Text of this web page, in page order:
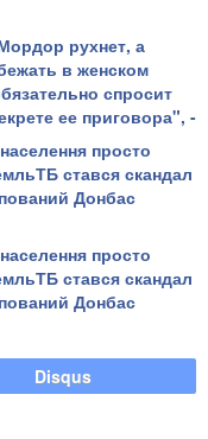
рухнет, а
в женском
спросит
ее приговора", -
просто
стався скандал
Донбас
просто
стався скандал
Донбас
Disqus